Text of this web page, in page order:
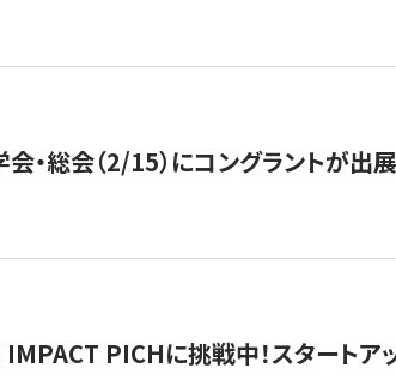
・総会（2/15）にコングラントが出
PICHに挑戦中！スタートア